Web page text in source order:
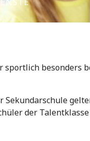
besonders
Sekundarschule
der